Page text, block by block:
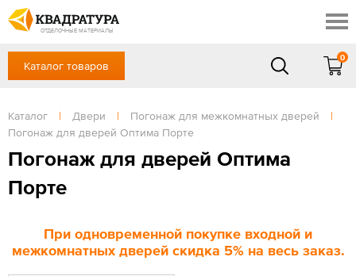
ОТДЕЛОЧНЫЕ МАТЕРИАЛЫ
Профи
Акции
Готовые решения
Доставка и оплата
Отзывы
+7 918 999 1656
Сб, Вс — выходной
ЗАКАЗАТЬ ЗВОНОК
Вход / Регистрация
Каталог товаров
0
Каталог | Двери | Погонаж для межкомнатных дверей
|
Погонаж для дверей Оптима Порте
Погонаж для дверей Оптима
Порте
При одновременной покупке входной и
межкомнатных дверей скидка 5% на весь заказ.